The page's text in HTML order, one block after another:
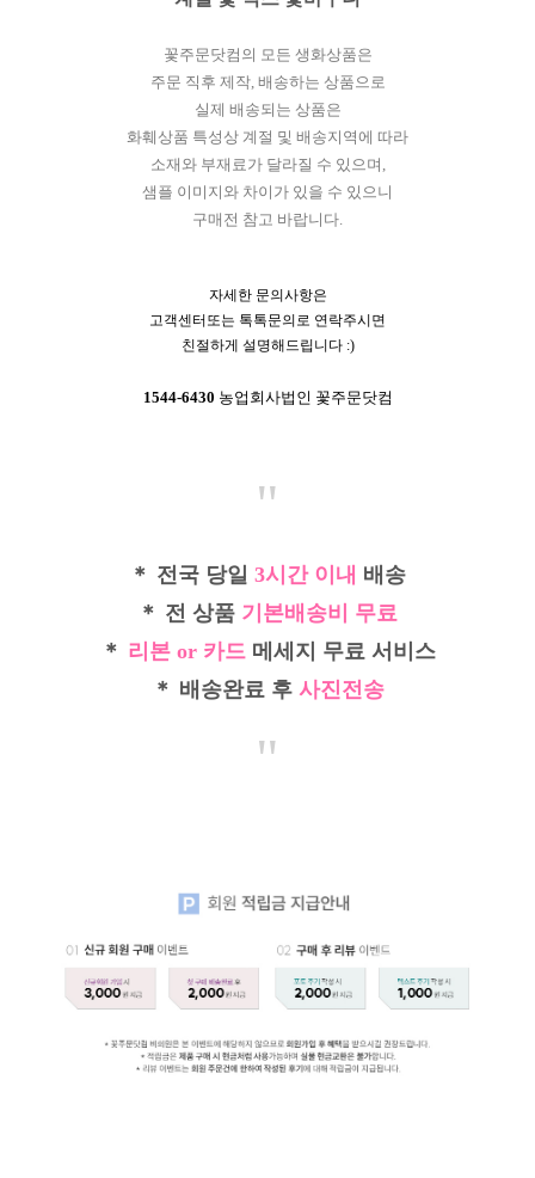
꽃주문닷컴의 모든 생화상품은
주문 직후 제작, 배송하는 상품으로
실제 배송되는 상품은
화훼상품 특성상 계절 및 배송지역에 따라
소재와 부재료가 달라질 수 있으며,
샘플 이미지와 차이가 있을 수 있으니
구매전 참고 바랍니다.
자세한 문의사항은
고객센터또는 톡톡문의로 연락주시면
친절하게 설명해드립니다 :)
1544-6430 농업회사법인 꽃주문닷컴
"
＊ 전국 당일 3시간 이내 배송
＊ 전 상품 기본배송비 무료
＊ 리본 or 카드 메세지 무료 서비스
＊ 배송완료 후 사진전송
"